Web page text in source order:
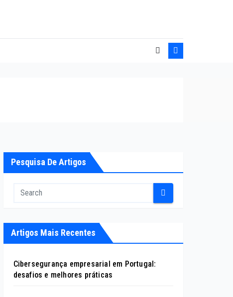
Pesquisa De Artigos
Artigos Mais Recentes
Cibersegurança empresarial em Portugal:
desafios e melhores práticas